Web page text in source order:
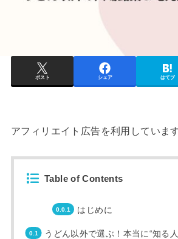
ポスト シェア はてブ
アフィリエイト広告を利用しています
Table of Contents
はじめに
うどん以外で選ぶ！本当に“知る